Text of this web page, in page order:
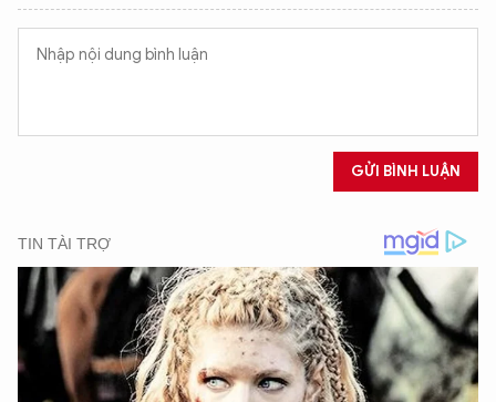
GỬI BÌNH LUẬN
TÔI LÀ CHATBOT CỦA
An Ninh Thủ Đô nhé. Tôi sẵn sàng hỗ trợ!